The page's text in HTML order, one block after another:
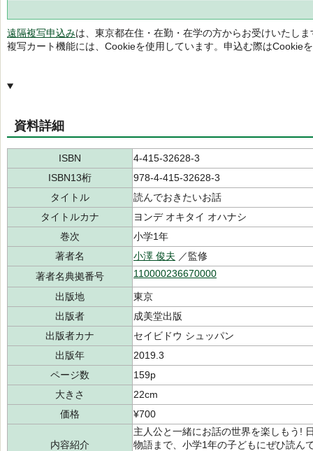
遠隔複写申込みは、東京都在住・在勤・在学の方からお受けいたしま
複写カート機能には、Cookieを使用しています。申込む際はCookie
資料詳細
ISBN
4-415-32628-3
ISBN13桁
978-4-415-32628-3
タイトル
読んでおきたいお話
タイトルカナ
ヨンデ オキタイ オハナシ
巻次
小学1年
著者名
小澤 俊夫 ／監修
著者名典拠番号
110000236670000
出版地
東京
出版者
成美堂出版
出版者カナ
セイビドウ シュッパン
出版年
2019.3
ページ数
159p
大きさ
22cm
価格
¥700
内容紹介
主人公と一緒にお話の世界を楽しもう!
物語まで、小学1年の子どもにぜひ読ん